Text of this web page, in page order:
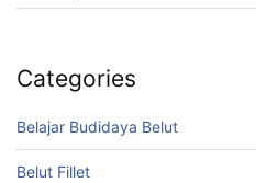
Categories
Belajar Budidaya Belut
Belut Fillet